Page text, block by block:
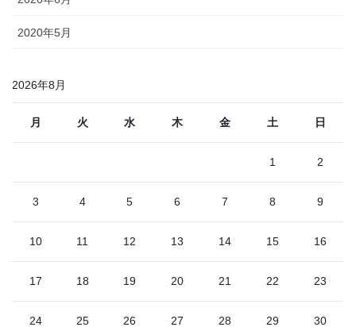
2020年5月
2026年8月
月 火 水 木 金 土 日
1 2
3 4 5 6 7 8 9
10 11 12 13 14 15 16
17 18 19 20 21 22 23
24 25 26 27 28 29 30